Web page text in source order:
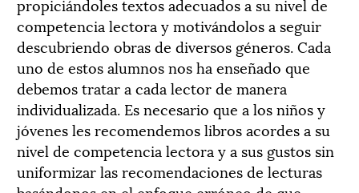
propiciándoles textos adecuados a su nivel de
competencia lectora y motivándolos a seguir
descubriendo obras de diversos géneros. Cada
uno de estos alumnos nos ha enseñado que
debemos tratar a cada lector de manera
individualizada. Es necesario que a los niños y
jóvenes les recomendemos libros acordes a su
nivel de competencia lectora y a sus gustos sin
uniformizar las recomendaciones de lecturas